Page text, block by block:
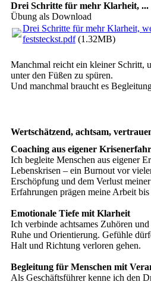
Drei Schritte für mehr Klarheit, ...
Übung als Download
Drei Schritte für mehr Klarheit,
feststeckst.pdf(1.32MB)
Manchmal reicht ein kleiner Schritt,
unter den Füßen zu spüren.
Und manchmal braucht es
Wertschätzend, achtsam,
Coaching aus eigener
Ich begleite Menschen aus eigener
Lebenskrisen – ein Burnout vor
Erschöpfung und dem Verlust
Erfahrungen prägen meine Arbeit bis
Emotionale Tiefe mit Klarheit
Ich verbinde achtsames Zuhören
Ruhe und Orientierung. Gefühle
Halt und Richtung verloren gehen.
Begleitung für Menschen mit
Als Geschäftsführer kenne ich den